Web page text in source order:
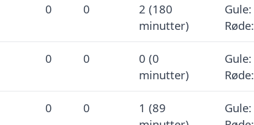
0 0
2 (180
minutter)
0 0
0 (0
minutter)
0 0
1 (89